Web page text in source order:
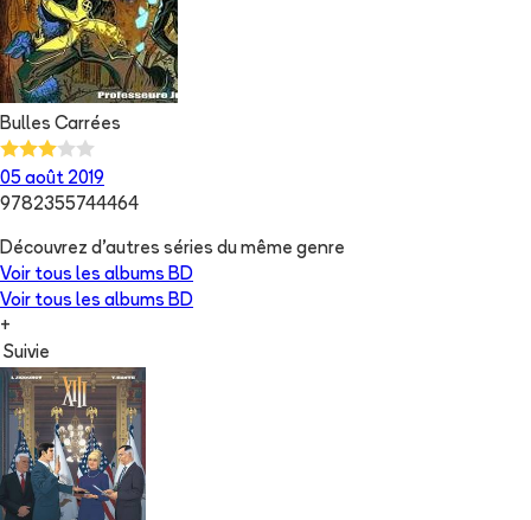
Bulles Carrées
05 août 2019
9782355744464
Découvrez d'autres séries du même genre
Voir tous les albums BD
Voir tous les albums BD
+
Suivie